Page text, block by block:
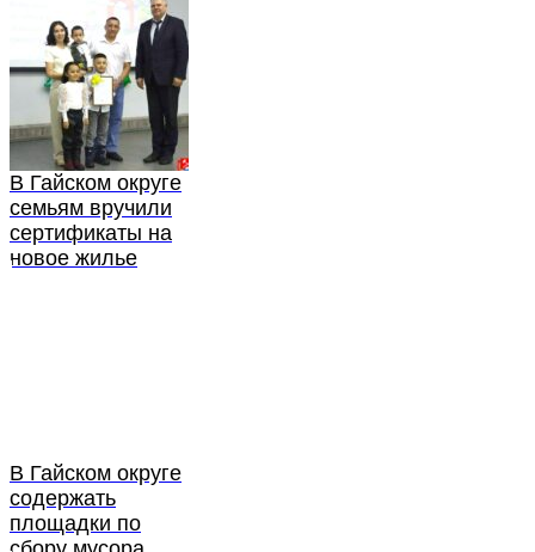
В Гайском округе
семьям вручили
сертификаты на
новое жилье
В Гайском округе
содержать
площадки по